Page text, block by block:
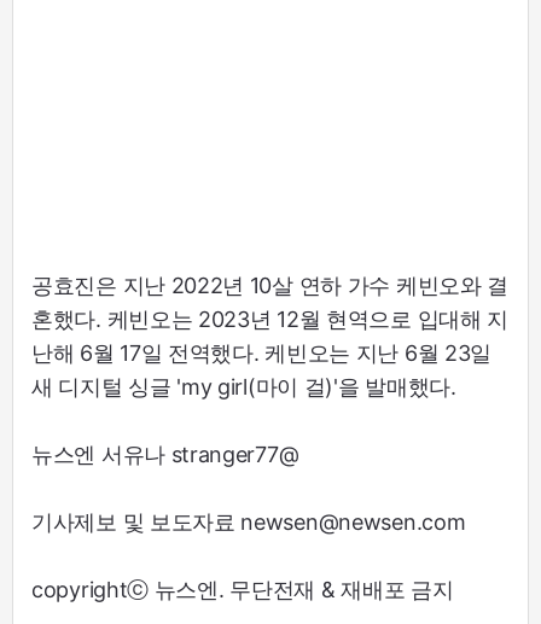
공효진은 지난 2022년 10살 연하 가수 케빈오와 결
혼했다. 케빈오는 2023년 12월 현역으로 입대해 지
난해 6월 17일 전역했다. 케빈오는 지난 6월 23일
새 디지털 싱글 'my girl(마이 걸)'을 발매했다.
뉴스엔 서유나 stranger77@
기사제보 및 보도자료 newsen@newsen.com
copyrightⓒ 뉴스엔. 무단전재 & 재배포 금지